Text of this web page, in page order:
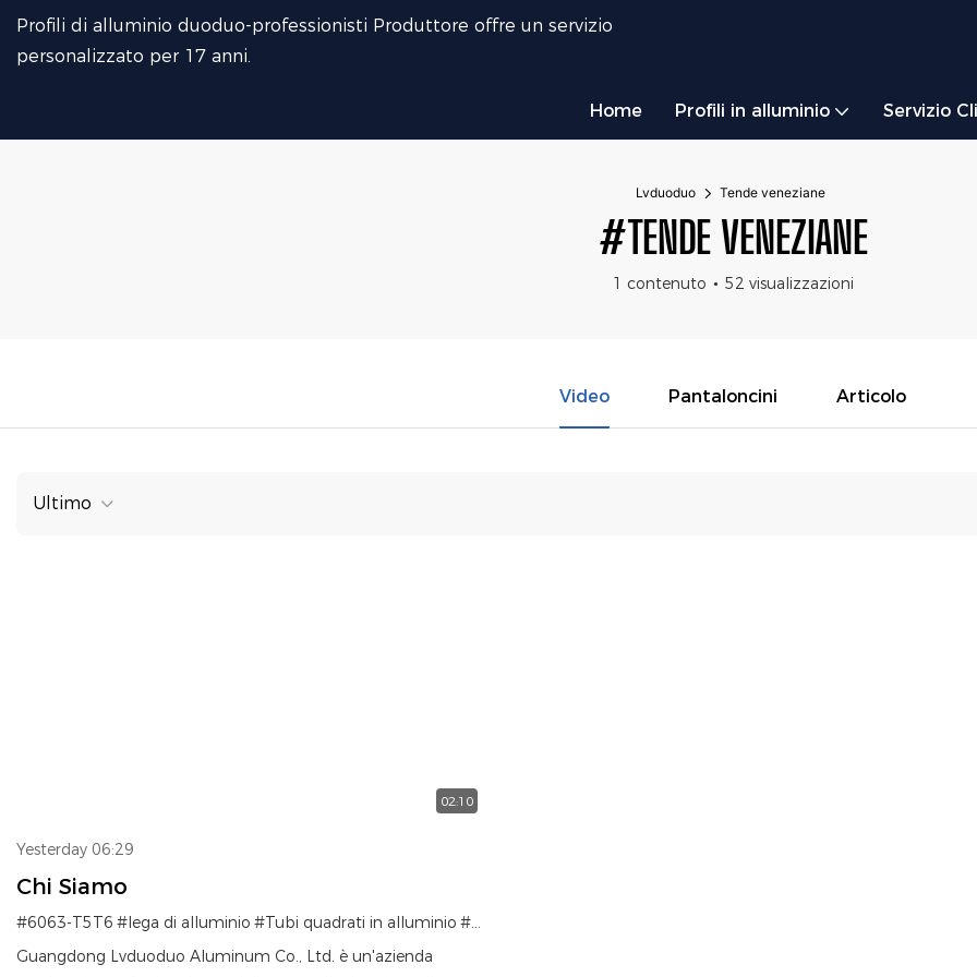
Profili di alluminio duoduo-professionisti Produttore offre un servizio
personalizzato per 17 anni.
Home Profili in alluminio Servizio
Lvduoduo Tende veneziane
#TENDE VENEZIANE
1 contenuto 52 visualizzazioni
Video Pantaloncini Articolo
Ultimo
02:10
Yesterday 06:29
Chi Siamo
#6063-T5T6 #lega di alluminio #Tubi quadrati in alluminio #Profili in alluminio
Guangdong Lvduoduo Aluminum Co., Ltd. è un'azienda